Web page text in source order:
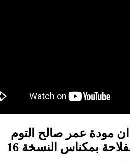
عمر صالح التوم
النسخة 16